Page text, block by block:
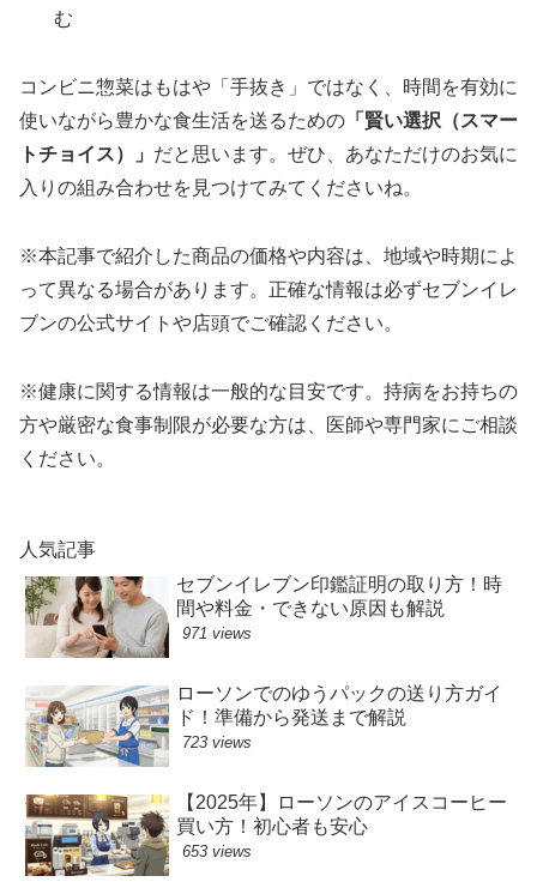
む
コンビニ惣菜はもはや「手抜き」ではなく、時間を有効に
使いながら豊かな食生活を送るための 「賢い選択（スマー
トチョイス）」 だと思います。ぜひ、あなただけのお気に
入りの組み合わせを見つけてみてくださいね。
※本記事で紹介した商品の価格や内容は、地域や時期によ
って異なる場合があります。正確な情報は必ずセブンイレ
ブンの公式サイトや店頭でご確認ください。
※健康に関する情報は一般的な目安です。持病をお持ちの
方や厳密な食事制限が必要な方は、医師や専門家にご相談
ください。
人気記事
セブンイレブン印鑑証明の取り方！時
間や料金・できない原因も解説
971 views
ローソンでのゆうパックの送り方ガイ
ド！準備から発送まで解説
723 views
【2025年】ローソンのアイスコーヒー
買い方！初心者も安心
653 views